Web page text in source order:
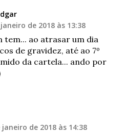
de 2018 às 13:38
tem... ao atrasar um dia
de gravidez, até ao 7º
da cartela... ando por
janeiro de 2018 às 14:38